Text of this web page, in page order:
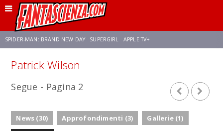
SPIDER-MAN: BRAND NEW DAY SUPERGIRL APPLE TV+
Patrick Wilson
Segue - Pagina 2
News (30) Approfondimenti (3)
Gallerie (1)